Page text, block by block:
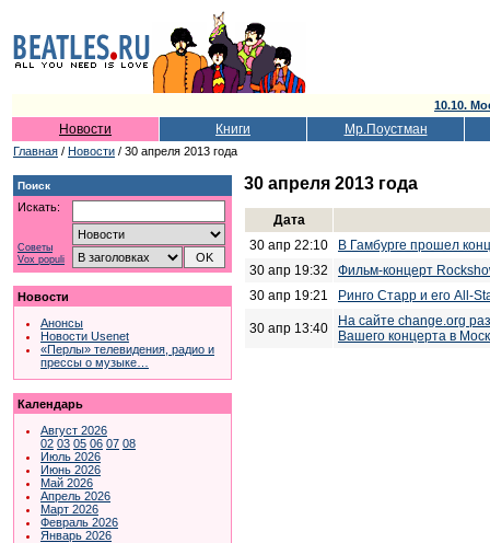
10.10.
Новости Книги Мр.Поустман
Главная / Новости / 30 апреля 2013 года
Поиск
Искать:
Советы
Vox populi
Новости
Анонсы
Новости Usenet
«Перлы» телевидения, радио и
прессы о музыке…
Календарь
Август 2026
02 03 05 06 07 08
Июль 2026
Июнь 2026
Май 2026
Апрель 2026
Март 2026
Февраль 2026
Январь 2026
30 апреля 2013 года
Дата
30 апр 22:10
В Гамбурге прошел
30 апр 19:32
Фильм-концерт
30 апр 19:21
Ринго Старр и его All-
30 апр 13:40
На сайте change.org
Вашего концерта в